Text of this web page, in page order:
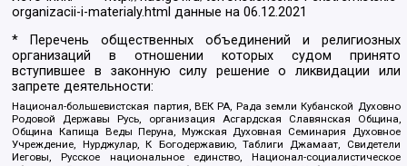
organizacii-i-materialy.html данные на06.12.2021
* Перечень общественных объединений и религиозных
организаций в отношении которых судом принято
вступившее в законную силу решение о ликвидации или
запрете деятельности:
Национал-большевистская партия, ВЕК РА, Рада земли Кубанской Духовно
Родовой Державы Русь, организация Асгардская Славянская Община,
Община Капища Веды Перуна, Мужская Духовная Семинария Духовное
Учреждение, Нурджулар, К Богодержавию, Таблиги Джамаат, Свидетели
Иеговы, Русское национальное единство, Национал-социалистическое